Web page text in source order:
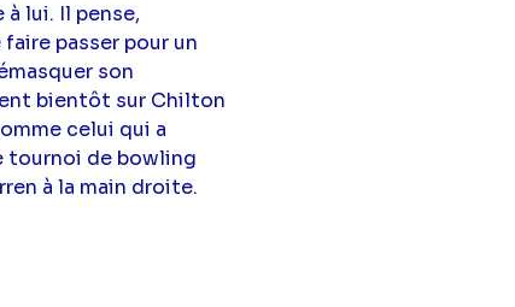
lui. Il pense,
passer pour un
son
bientôt sur Chilton
celui qui a
tournoi de bowling
à la main droite.